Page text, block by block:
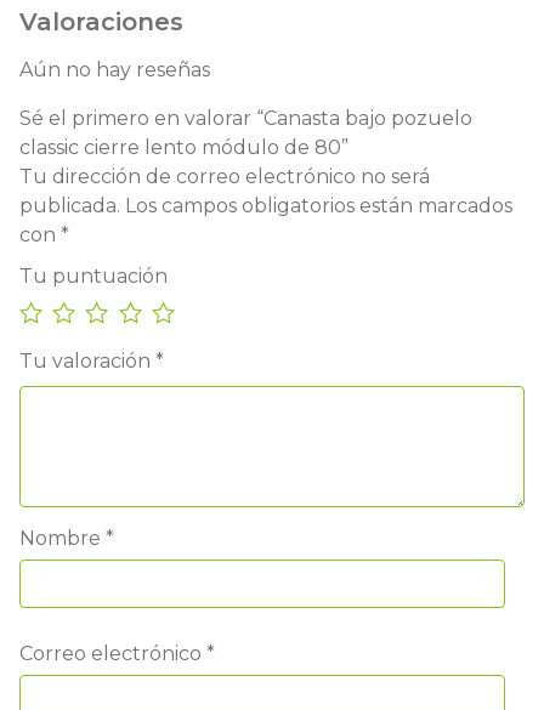
Valoraciones
Aún no hay reseñas
Sé el primero en valorar “Canasta bajo pozuelo
classic cierre lento módulo de 80”
Tu dirección de correo electrónico no será
publicada. Los campos obligatorios están marcados
con *
Tu puntuación
Tu valoración *
Nombre *
Correo electrónico *